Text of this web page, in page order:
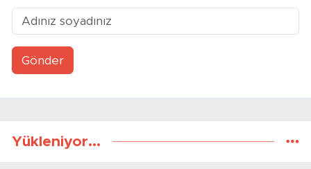
Gönder
Yükleniyor...